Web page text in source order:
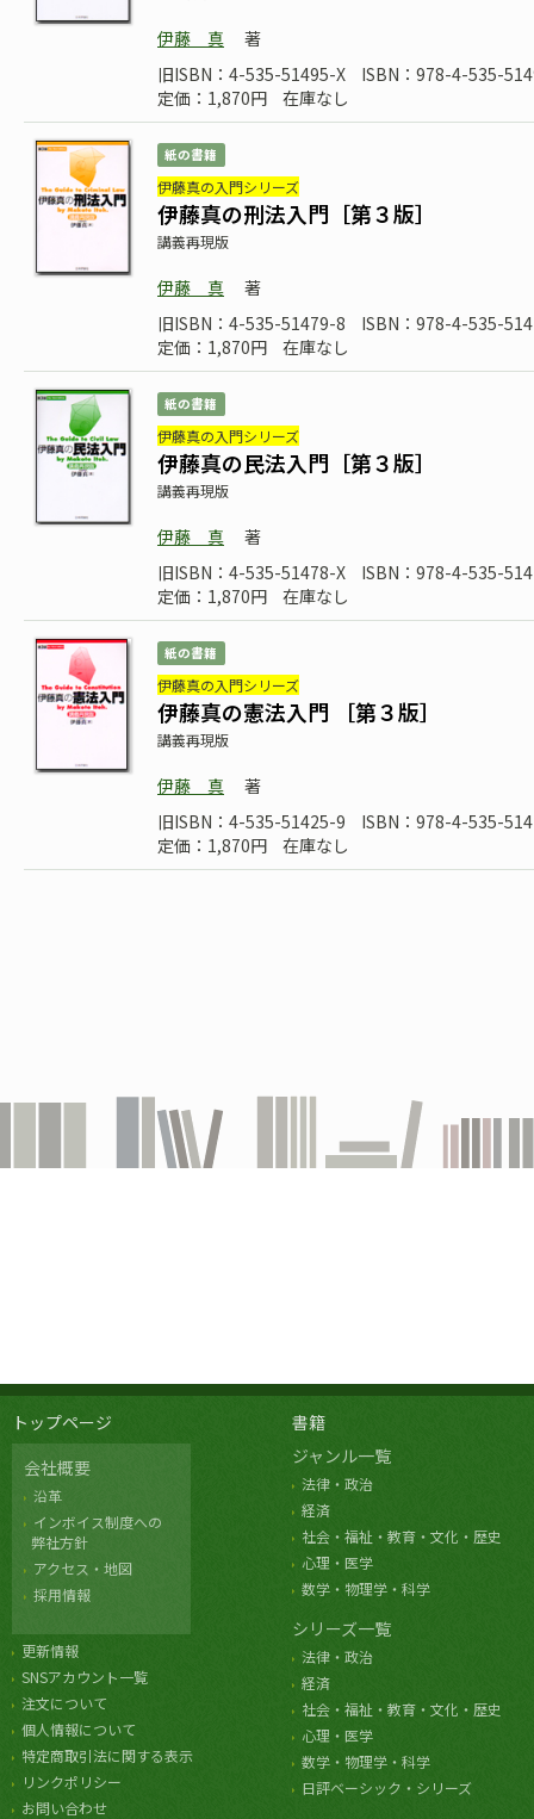
伊藤 真
著
旧ISBN：4-535-51495-X
ISBN：978-4-535-
定価：1,870円
在庫なし
紙の書籍
伊藤真の入門シリーズ
伊藤真の刑法入門［第３版］
講義再現版
伊藤 真
著
旧ISBN：4-535-51479-8
ISBN：978-4-535-
定価：1,870円
在庫なし
紙の書籍
伊藤真の入門シリーズ
伊藤真の民法入門［第３版］
講義再現版
伊藤 真
著
旧ISBN：4-535-51478-X
ISBN：978-4-535-
定価：1,870円
在庫なし
紙の書籍
伊藤真の入門シリーズ
伊藤真の憲法入門 ［第３版］
講義再現版
伊藤 真
著
旧ISBN：4-535-51425-9
ISBN：978-4-535-
定価：1,870円
在庫なし
トップページ
会社概要
沿革
インボイス制度への
弊社方針
アクセス・地図
採用情報
更新情報
SNSアカウント一覧
注文について
個人情報について
特定商取引法に関する表示
リンクポリシー
お問い合わせ
書籍
ジャンル一覧
法律・政治
経済
社会・福祉・教育・文化・歴史
心理・医学
数学・物理学・科学
シリーズ一覧
法律・政治
経済
社会・福祉・教育・文化・歴史
心理・医学
数学・物理学・科学
日評ベーシック・シリーズ